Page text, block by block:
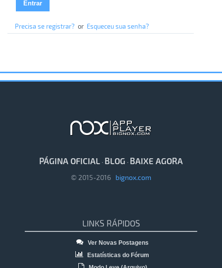
Precisa se registrar? or Esqueceu sua senha?
PÁGINA OFICIAL · BLOG · BAIXE AGORA
© 2015-2016 bignox.com
LINKS RÁPIDOS
Ver Novas Postagens
Estatísticas do Fórum